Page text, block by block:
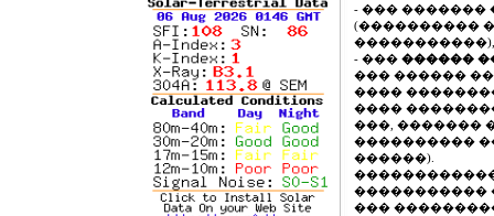
- ��� �������
(����������
�����������),
- ��� ������
��� ������ ��
����
����
���, �������
����������
������).
�����������
���